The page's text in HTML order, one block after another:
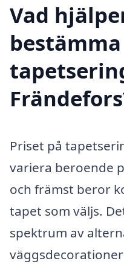
Vad
Priset på
variera beroende
och främst beror
tapet som väljs.
spektrum av